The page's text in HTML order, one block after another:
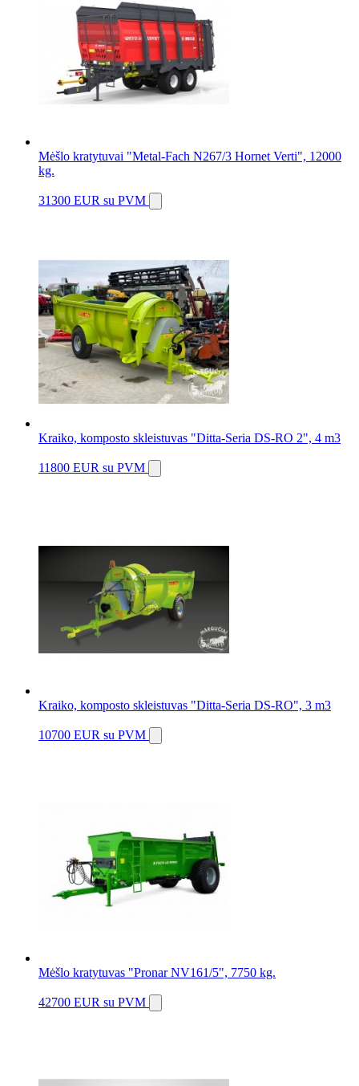
Mėšlo kratytuvai "Metal-Fach N267/3 Hornet Verti", 12000
kg.
31300 EUR su PVM
Kraiko, komposto skleistuvas "Ditta-Seria DS-RO 2", 4 m3
11800 EUR su PVM
Kraiko, komposto skleistuvas "Ditta-Seria DS-RO", 3 m3
10700 EUR su PVM
Mėšlo kratytuvas "Pronar NV161/5", 7750 kg.
42700 EUR su PVM